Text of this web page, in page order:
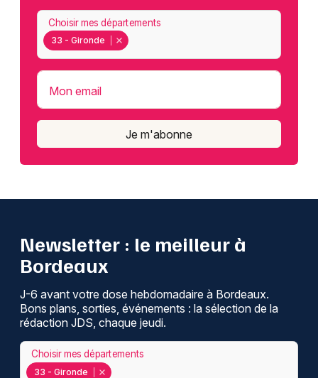
33 - Gironde
Choisir mes départements
Mon email
Je m'abonne
Newsletter : le meilleur à
Bordeaux
J-6 avant votre dose hebdomadaire à Bordeaux.
Bons plans, sorties, événements : la sélection de la
rédaction JDS, chaque jeudi.
33 - Gironde
Choisir mes départements